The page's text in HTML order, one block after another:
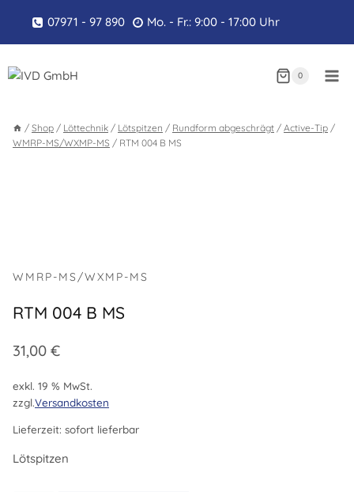
springen
07971 - 97 890 Mo. - Fr.: 9:00 - 17:00 Uhr
0
/ Shop / Löttechnik / Lötspitzen / Rundform abgeschrägt / Active-Tip /
WMRP-MS/WXMP-MS / RTM 004 B MS
WMRP-MS/WXMP-MS
RTM 004 B MS
31,00 €
exkl. 19 % MwSt.
zzgl.Versandkosten
Lieferzeit: sofort lieferbar
Lötspitzen